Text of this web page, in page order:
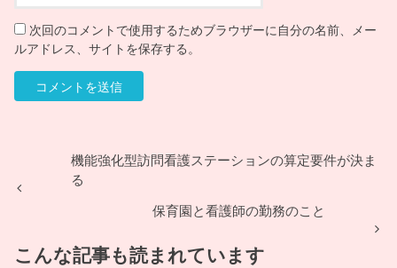
次回のコメントで使用するためブラウザーに自分の名前、メー
ルアドレス、サイトを保存する。
機能強化型訪問看護ステーションの算定要件が決ま
る
保育園と看護師の勤務のこと
こんな記事も読まれています